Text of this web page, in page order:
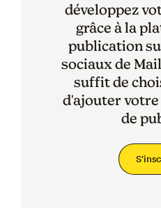
développez
grâce à la
publication
sociaux de
suffit de
d'ajouter
de